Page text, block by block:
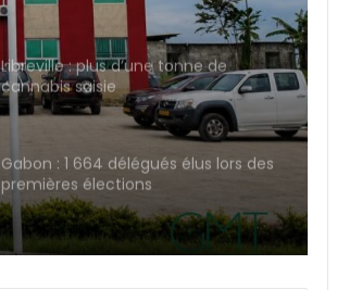
Gabon : 1 664 délégués élus lors des
premières élections
professionnelles
Affaire Bilie-By-Nze : EPG demande
à la Cour de cassation de « dire le
droit »
Cybersécurité : la SEEG révèle avoir